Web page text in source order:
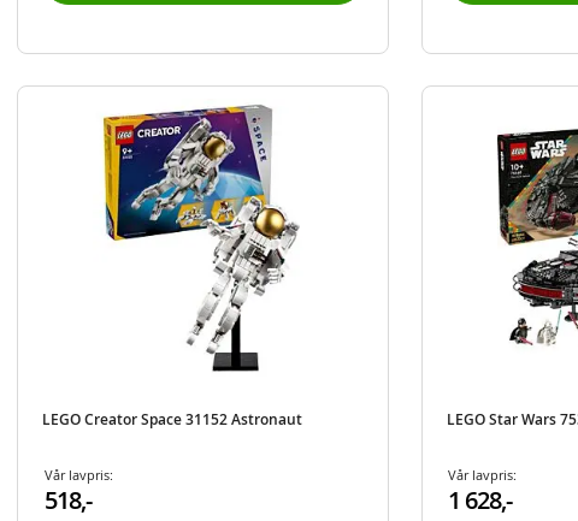
LEGO Creator Space 31152 Astronaut
Vår lavpris:
518,-
LEGO Star Wars
Vår lavpris:
1 628,-